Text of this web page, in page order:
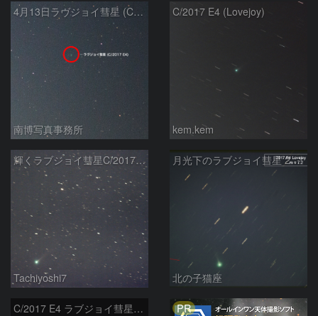
4月13日ラヴジョイ彗星 (C/2017 E4)
南博写真事務所
C/2017 E4 (Lovejoy)
kem.kem
輝くラブジョイ彗星C/2017E4
Tachiyoshi7
月光下のラブジョイ彗星 2017E4 Lovejoy
北の子猫座
C/2017 E4 ラブジョイ彗星の動き PR